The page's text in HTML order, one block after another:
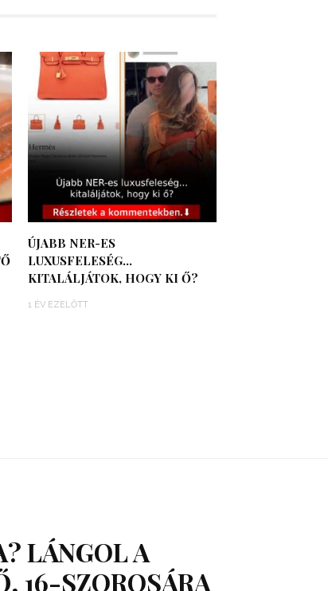
ÚJABB NER-ES
LUXUSFELESÉG…
KITALÁLJÁTOK, HOGY KI Ő?
1 ÉV EZELŐTT
LÁNGOL A
16-SZOROSÁRA